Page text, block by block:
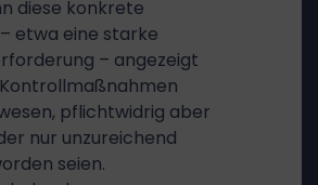
diese konkrete
etwa eine starke
– angezeigt
pflichtwidrig aber
nur unzureichend
seien.